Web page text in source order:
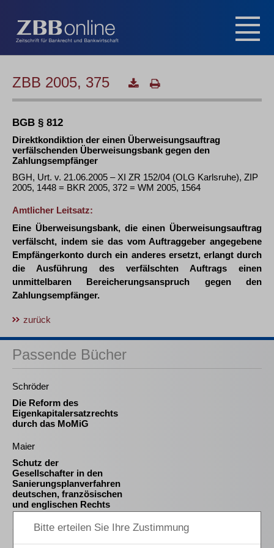
ZBB 2005, 375
BGB § 812
Direktkondiktion der einen Überweisungsauftrag
verfälschenden Überweisungsbank gegen den
Zahlungsempfänger
BGH, Urt. v. 21.06.2005 – XI ZR 152/04 (OLG Karlsruhe), ZIP
2005, 1448 = BKR 2005, 372 = WM 2005, 1564
Amtlicher Leitsatz:
Eine Überweisungsbank, die einen Überweisungsauftrag
verfälscht, indem sie das vom Auftraggeber angegebene
Empfängerkonto durch ein anderes ersetzt, erlangt durch
die Ausführung des verfälschten Auftrags einen
unmittelbaren Bereicherungsanspruch gegen den
Zahlungsempfänger.
zurück
Passende Bücher
Schröder
Die Reform des
Eigenkapitalersatzrechts
durch das MoMiG
Maier
Schutz der
Gesellschafter in den
Sanierungsplanverfahren
deutschen, französischen
und englischen Rechts
Schmitz-Justen
Die Haftung des